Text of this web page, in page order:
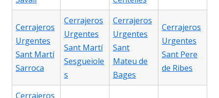
Cerrajeros
Urgentes
Sant Martí
Sarroca
Cerrajeros
Urgentes
Sant Martí
Sesgueiole
s
Cerrajeros
Urgentes
Sant
Mateu de
Bages
Cerrajeros
Urgentes
Sant Pere
de Ribes
Cerrajeros